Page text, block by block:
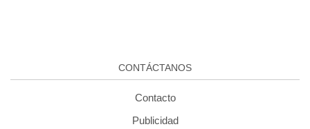
CONTÁCTANOS
Contacto
Publicidad